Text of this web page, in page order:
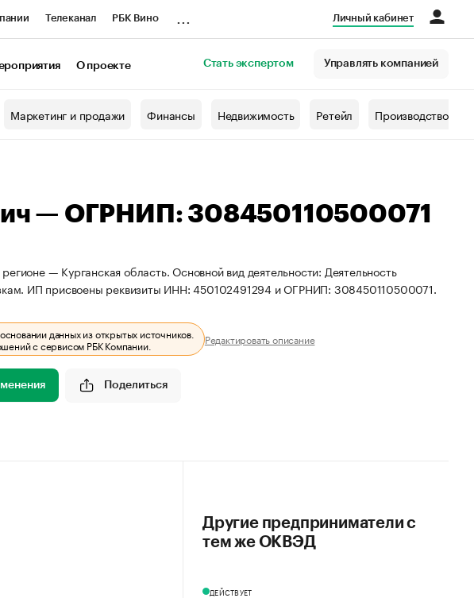
Телеканал РБК Вино Личный кабинет
О проекте Стать экспертом Управлять компанией
Маркетинг и продажи Финансы Недвижимость Ретейл Производство
— ОГРНИП: 308450110500071
— Курганская область. Основной вид деятельности: Деятельность
ИП присвоены реквизиты ИНН: 450102491294 и ОГРНИП: 308450110500071.
данных из открытых источников.
с сервисом РБК Компании. Редактировать описание
Поделиться
Другие предприниматели с
тем же ОКВЭД
ДЕЙСТВУЕТ